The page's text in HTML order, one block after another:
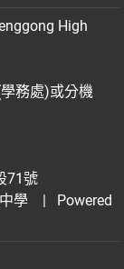
High
務處)或分機
71號
學
| Powered